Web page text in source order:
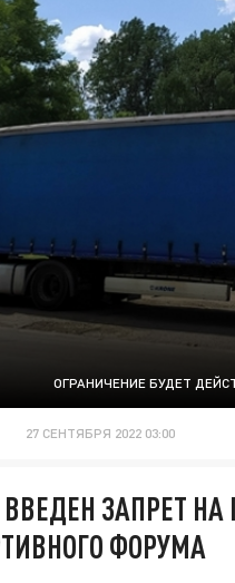
ОГРАНИЧЕНИЕ БУДЕТ
27 СЕНТЯБРЯ 2022 03:00
ЗАПРЕТ
ФОРУМА